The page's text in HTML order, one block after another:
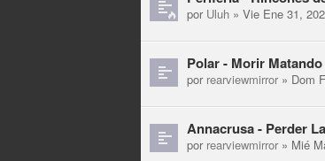
por Uluh » Vie Ene 31,
Polar - Morir
por rearviewmirror » Dom
Annacrusa - Perder
por rearviewmirror » Mié